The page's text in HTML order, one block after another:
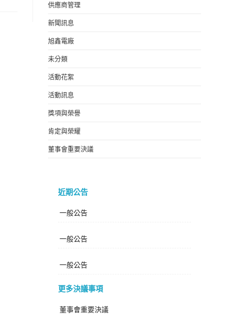
供應商管理
新聞訊息
旭鑫電廠
未分類
活動花絮
活動訊息
獎項與榮譽
肯定與榮耀
董事會重要決議
近期公告
一般公告
一般公告
一般公告
更多決議事項
董事會重要決議